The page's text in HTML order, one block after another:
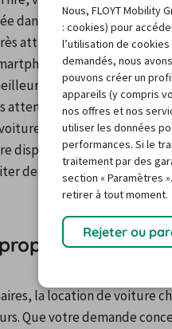
dans la comparaison des
attractifs et par des
et ses différents
prix. Ils vous font
bien pensées.
chez Argus Car Hire,
disposition, un personnel
de l'expertise de plus de
par
la location de voiture
Que votre demande
Nous, FLOYT Mobility
: cookies) pour
l’utilisation de
demandés, nous
pouvons créer un
appareils (y compris
nos offres et nos
utiliser les données
performances. Si le
traitement par des
section « Paramètres
retirer à tout moment.
Rejeter ou